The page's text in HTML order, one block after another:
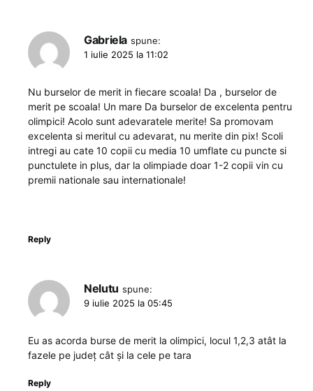
Gabriela spune:
1 iulie 2025 la 11:02
Nu burselor de merit in fiecare scoala! Da , burselor de
merit pe scoala! Un mare Da burselor de excelenta pentru
olimpici! Acolo sunt adevaratele merite! Sa promovam
excelenta si meritul cu adevarat, nu merite din pix! Scoli
intregi au cate 10 copii cu media 10 umflate cu puncte si
punctulete in plus, dar la olimpiade doar 1-2 copii vin cu
premii nationale sau internationale!
Reply
Nelutu spune:
9 iulie 2025 la 05:45
Eu as acorda burse de merit la olimpici, locul 1,2,3 atât la
fazele pe județ cât și la cele pe tara
Reply